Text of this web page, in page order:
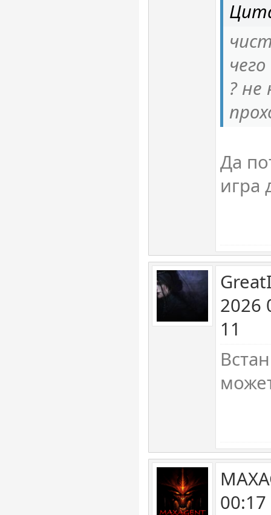
? не
Да
игра
2026
11